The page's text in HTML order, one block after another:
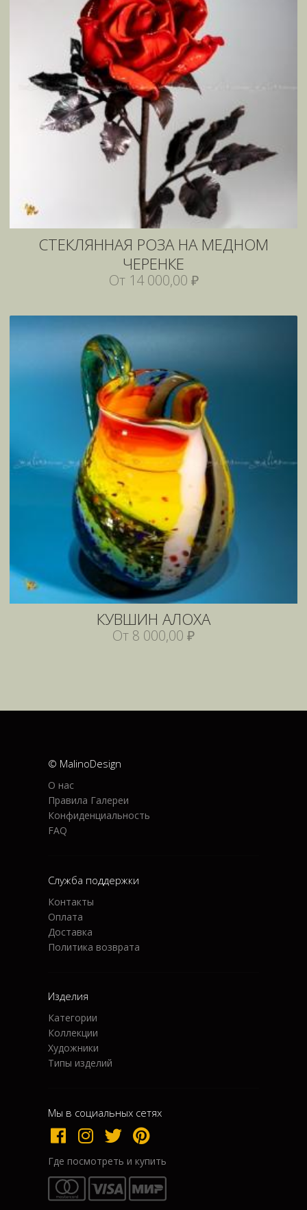
СТЕКЛЯННАЯ РОЗА НА МЕДНОМ
ЧЕРЕНКЕ
От 14 000,00 ₽
КУВШИН АЛОХА
От 8 000,00 ₽
© MalinoDesign
О нас
Правила Галереи
Конфиденциальность
FAQ
Служба поддержки
Контакты
Оплата
Доставка
Политика возврата
Изделия
Категории
Коллекции
Художники
Типы изделий
Мы в социальных сетях
Где посмотреть и купить